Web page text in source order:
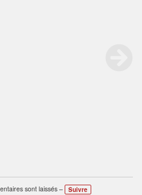
sont laissés – Suivre